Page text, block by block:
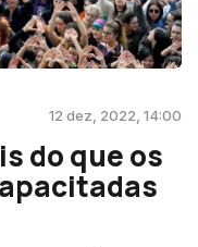
12 dez, 2022, 14:00
do que os